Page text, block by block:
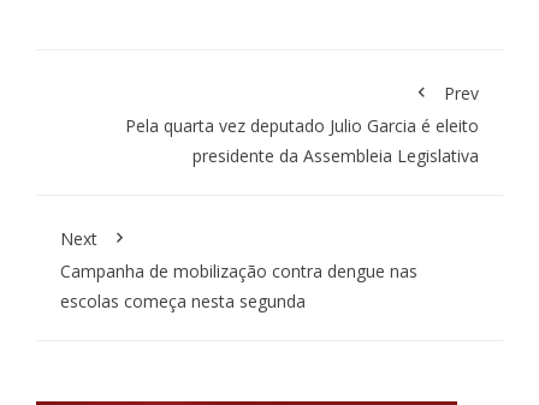
Prev
Pela quarta vez deputado Julio Garcia é eleito
presidente da Assembleia Legislativa
Next
Campanha de mobilização contra dengue nas
escolas começa nesta segunda